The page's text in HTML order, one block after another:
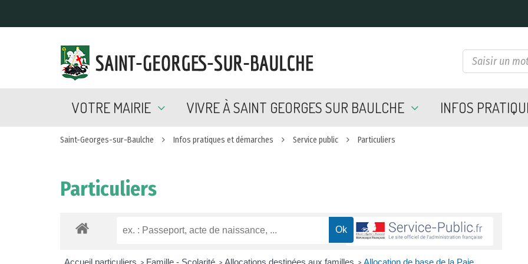
VOTRE MAIRIE VIVRE À SAINT GEORGES SUR BAULCHE INFOS
Saint-Georges-sur-Baulche Infos pratiques et démarches Service public Particuliers
Particuliers